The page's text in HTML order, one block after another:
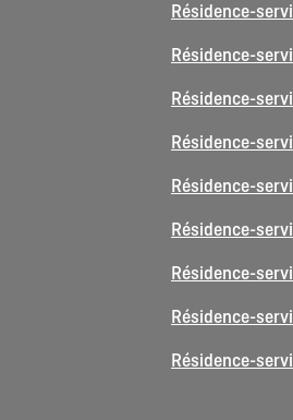
Résidence-
Résidence-
Résidence-
Résidence-
Résidence-
Résidence-
Résidence-
Résidence-
Résidence-